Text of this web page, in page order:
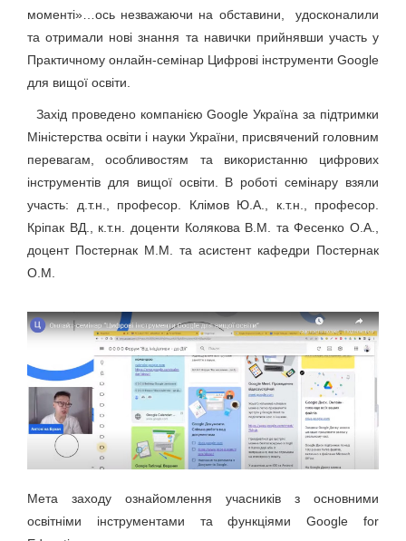
моменті»…ось незважаючи на обставини, удосконалили
та отримали нові знання та навички прийнявши участь у
Практичному онлайн-семінар Цифрові інструменти Google
для вищої освіти.
Захід проведено компанією Google Україна за підтримки
Міністерства освіти і науки України, присвячений головним
перевагам, особливостям та використанню цифрових
інструментів для вищої освіти. В роботі семінару взяли
участь: д.т.н., професор. Клімов Ю.А., к.т.н., професор.
Кріпак ВД., к.т.н. доценти Колякова В.М. та Фесенко О.А.,
доцент Постернак М.М. та асистент кафедри Постернак
О.М.
Мета заходу ознайомлення учасників з основними
освітніми інструментами та функціями Google for